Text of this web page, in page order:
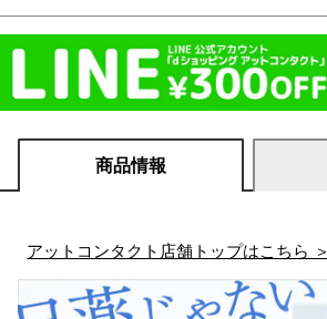
商品情報
アットコンタクト店舗トップはこちら ＞